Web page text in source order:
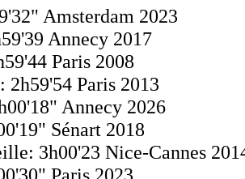
Amsterdam 2023
Annecy 2017
Paris 2008
2h59'54 Paris 2013
Annecy 2026
Sénart 2018
3h00'23 Nice-Cannes
Paris 2023